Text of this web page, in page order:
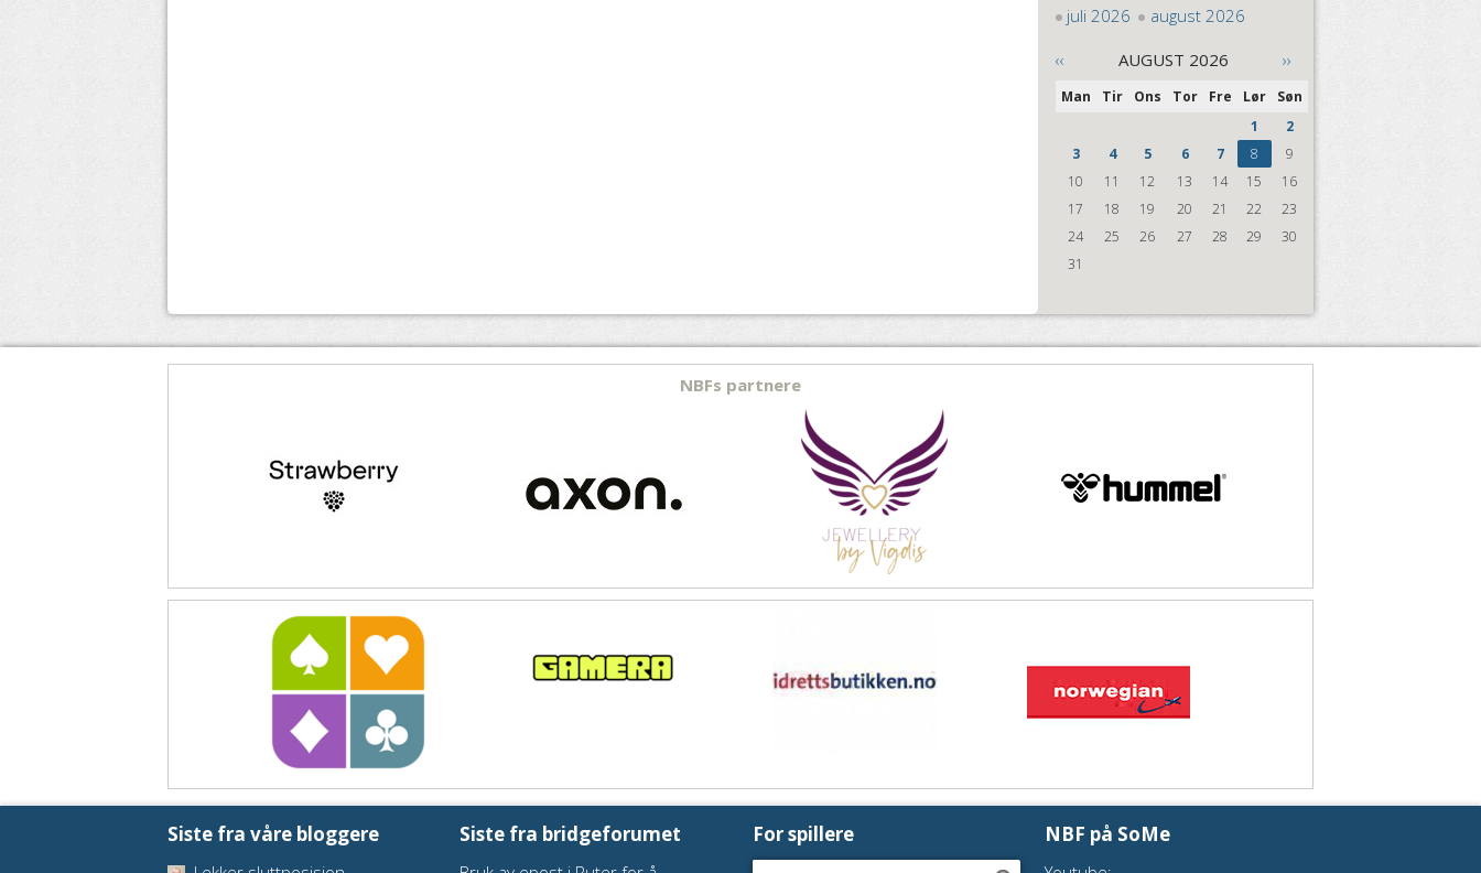
juli 2026
august 2026
‹‹
››
AUGUST 2026
Man Tir Ons Tor Fre Lør
Søn
1
2
3
4 5 6 7 8
9
10
11 12 13 14 15
16
17
18 19 20 21 22
23
24
25 26 27 28 29
30
31
NBFs partnere
Siste fra våre bloggere Siste fra bridgeforumet For spillere NBF på SoMe